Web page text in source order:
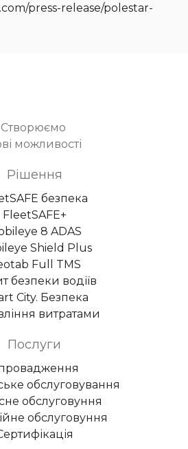
press-release/polestar-
Створюємо
можливості
Рішення
безпека
FleetSAFE+
8 ADAS
Shield Plus
Full TMS
безпеки водіїв
City. Безпека
витратами
Послуги
обслуговування
обслуговуння
обслуговуння